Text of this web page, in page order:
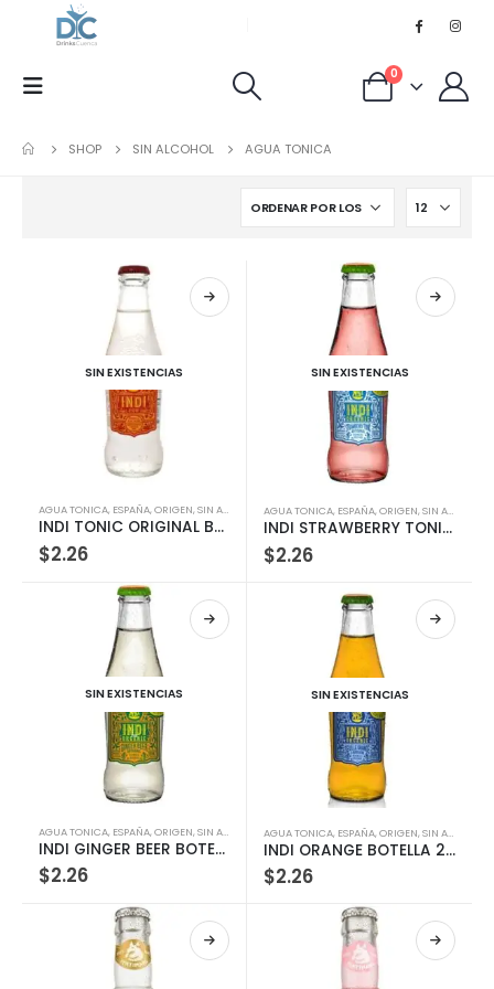
0
SHOP SIN ALCOHOL AGUA TONICA
SIN EXISTENCIAS
AGUA TONICA, ESPAÑA,ORIGEN,SIN ALCOHOL
INDI TONIC ORIGINAL BOTELLA 200ML
$2.26
SIN EXISTENCIAS
AGUA TONICA, ESPAÑA,ORIGEN,SIN ALCOHOL
INDI STRAWBERRY TONIC BOTELLA 200ML
$2.26
SIN EXISTENCIAS
AGUA TONICA, ESPAÑA,ORIGEN,SIN ALCOHOL
INDI GINGER BEER BOTELLA 200ML
$2.26
SIN EXISTENCIAS
AGUA TONICA, ESPAÑA,ORIGEN,SIN ALCOHOL
INDI ORANGE BOTELLA 200ML
$2.26